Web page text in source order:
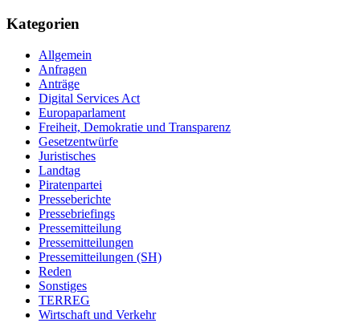
Kategorien
Allgemein
Anfragen
Anträge
Digital Services Act
Europaparlament
Freiheit, Demokratie und Transparenz
Gesetzentwürfe
Juristisches
Landtag
Piratenpartei
Presseberichte
Pressebriefings
Pressemitteilung
Pressemitteilungen
Pressemitteilungen (SH)
Reden
Sonstiges
TERREG
Wirtschaft und Verkehr